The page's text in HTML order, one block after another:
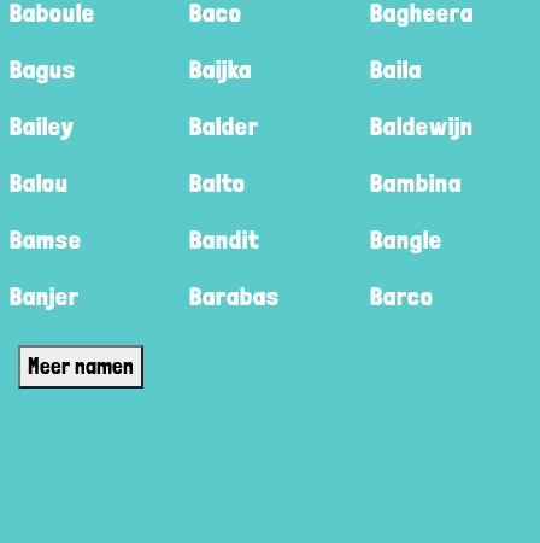
Baboule Baco
Bagheera
Bagus
Baijka
Baila
Bailey
Balder
Baldewijn
Balou
Balto
Bambina
Bamse
Bandit
Bangle
Banjer
Barabas Barco
Meer namen